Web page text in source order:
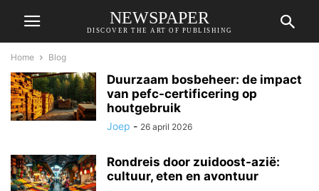
NEWSPAPER
DISCOVER THE ART OF PUBLISHING
Home Blog
Duurzaam bosbeheer: de impact
van pefc-certificering op
houtgebruik
Joep - 26 april 2026
Rondreis door zuidoost-azië:
cultuur, eten en avontuur